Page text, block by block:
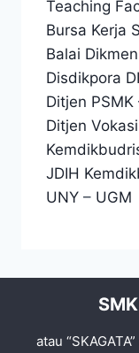
Teaching
Bursa Kerja
Balai
Disdikpora
Ditjen PSMK
Ditjen Vokasi
JDIH
UNY – UGM
atau